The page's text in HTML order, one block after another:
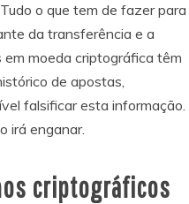
o que tem de fazer para
da transferência e a
moeda criptográfica têm
de apostas,
falsificar esta informação.
irá enganar.
criptográficos